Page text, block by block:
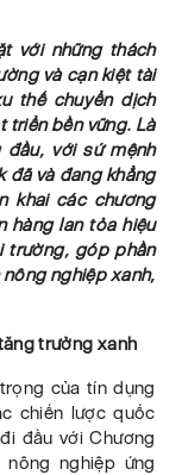
với những thách
và cạn kiệt tài
thế chuyển dịch
triển bền vững. Là
đầu, với sứ mệnh
đã và đang khẳng
khai các chương
hàng lan tỏa hiệu
trường, góp phần
nghiệp xanh,
trưởng xanh
của tín dụng
chiến lược quốc
đầu với Chương
nghiệp ứng